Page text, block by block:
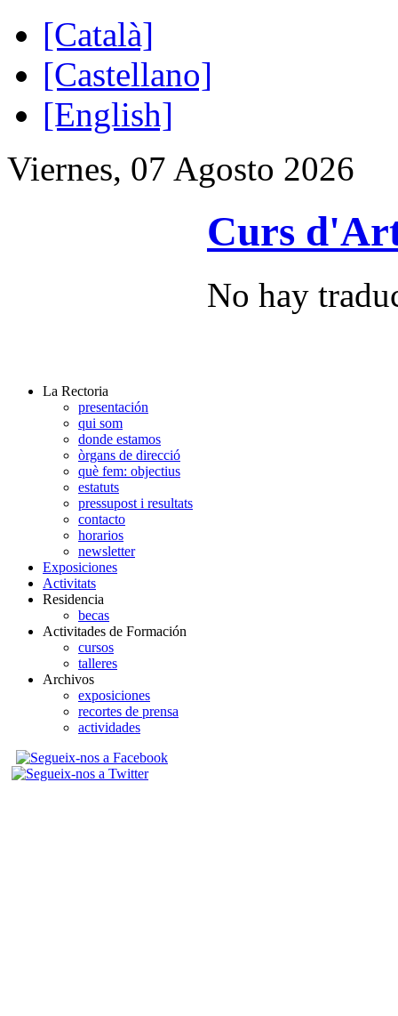
[Català]
[Castellano]
[English]
Viernes, 07 Agosto 2026
Curs
No hay
La Rectoria
presentación
qui som
donde estamos
òrgans de direcció
què fem: objectius
estatuts
pressupost i resultats
contacto
horarios
newsletter
Exposiciones
Activitats
Residencia
becas
Activitades de Formación
cursos
talleres
Archivos
exposiciones
recortes de prensa
actividades